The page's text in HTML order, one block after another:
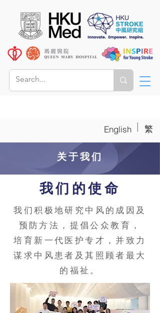
English | 繁
关于我们
我们的使命
我们积极地研究中风的成因及
预防方法，提倡公众教育，
培育新一代医护专才，并致力
谋求中风患者及其照顾者最大
的福祉。